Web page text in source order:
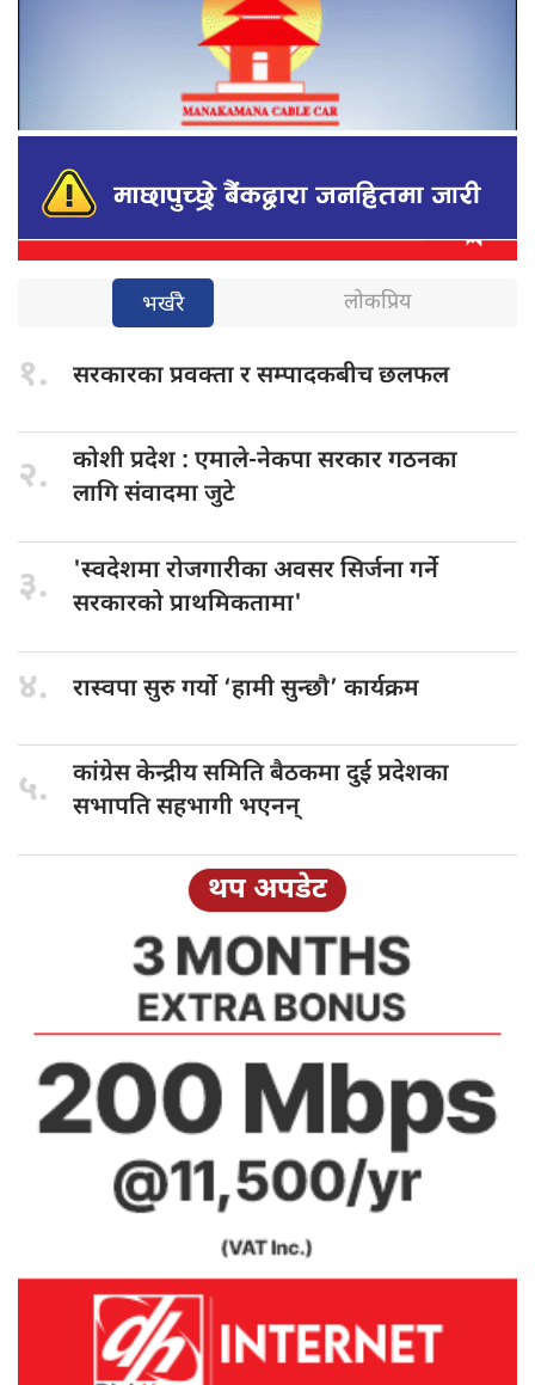
भर्खरै लोकप्रिय
१. सरकारका प्रवक्तार सम्पादकबीच छलफल
२. कोशी प्रदेश : एमाले-नेकपा सरकार गठनका
लागि संवादमा जुटे
३. 'स्वदेशमा रोजगारीकाअवसर सिर्जना गर्ने
सरकारको प्राथमिकतामा'
४. रास्वपा सुरुगर्याे ‘हामी सुन्छौ’ कार्यक्रम
५. कांग्रेस केन्द्रीयसमिति बैठकमा दुई प्रदेशका
सभापति सहभागी भएनन्
थप अपडेट